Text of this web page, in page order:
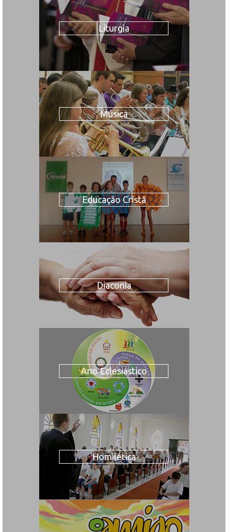
Liturgia
Música
Educação Cristã
Diaconia
Ano Eclesiástico
Homilética